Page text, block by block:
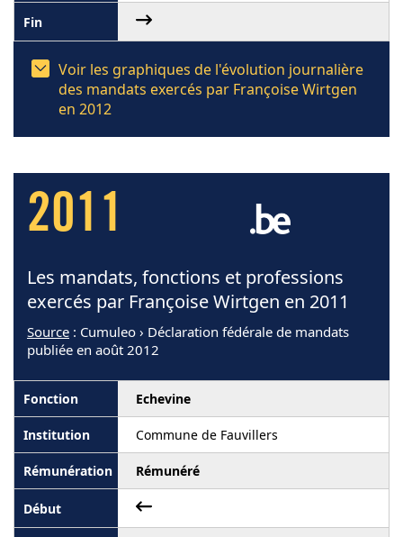
Voir les graphiques de l'évolution journalière
des mandats exercés par Françoise Wirtgen
en 2012
2011
Les mandats, fonctions et professions
exercés par Françoise Wirtgen en 2011
Source : Cumuleo › Déclaration fédérale de mandats
publiée en août 2012
Echevine
Commune de Fauvillers
Rémunéré